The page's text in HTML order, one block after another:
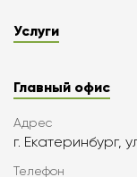
Услуги
Главный офис
Адрес
г. Екатеринбург,
Телефон